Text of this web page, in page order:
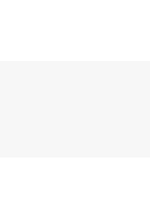
エンボス加工